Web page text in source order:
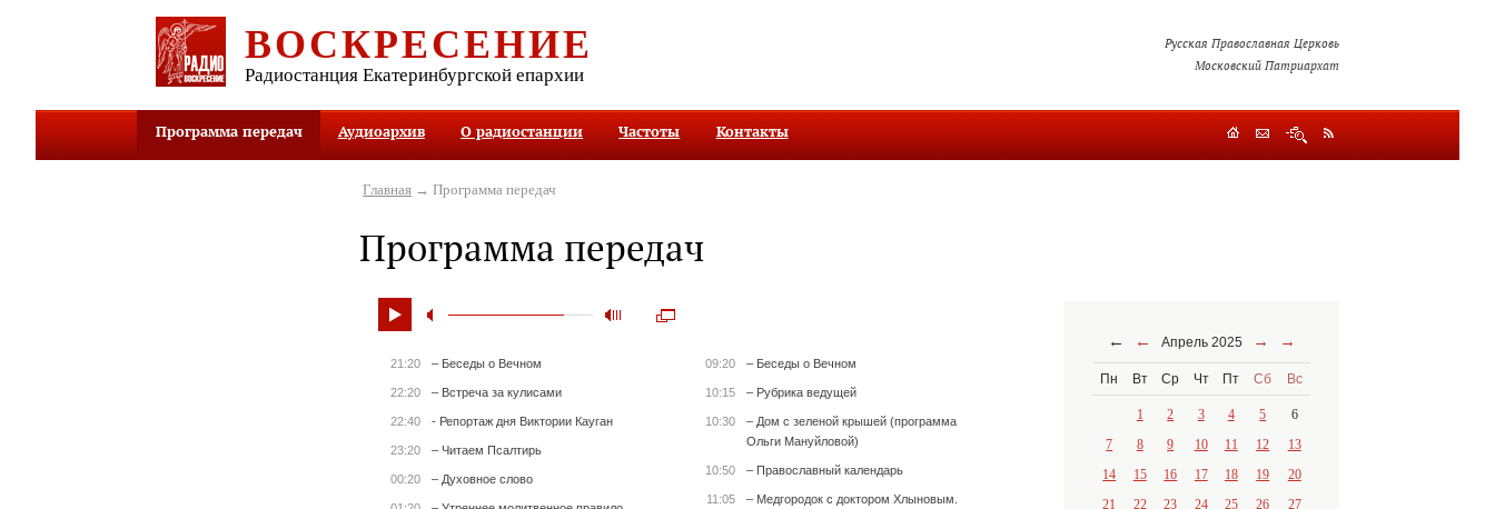
ВОСКРЕСЕНИЕ
Радиостанция Екатеринбургской епархии
Русская Православная Церковь
Московский Патриархат
Программа передач Аудиоархив О радиостанции Частоты Контакты
Главная → Программа передач
Программа передач
21:20 – Беседы о Вечном
22:20 – Встреча за кулисами
22:40 - Репортаж дня Виктории Кауган
23:20 – Читаем Псалтирь
00:20 – Духовное слово
09:20 – Беседы о Вечном
10:15 – Рубрика ведущей
10:30
– Дом с зеленой крышей (программа
Ольги Мануйловой)
10:50 – Православный календарь
11:05
– Медгородок с доктором Хлыновым.
← ← Апрель 2025 → →
Пн Вт Ср Чт Пт Сб Вс
1 2 3 4 5
6
7
8 9 10 11 12
13
14
15 16 17 18 19
20
21
22 23 24 25 26
27